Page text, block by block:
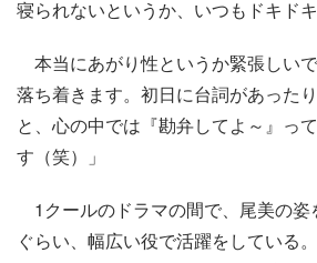
寝られないというか、いつもドキドキ
本当にあがり性というか緊張しい
落ち着きます。初日に台詞があった
と、心の中では『勘弁してよ～』っ
す（笑）」
1クールのドラマの間で、尾美の姿
ぐらい、幅広い役で活躍をしている